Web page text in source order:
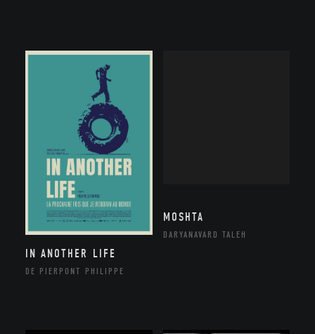
IN ANOTHER LIFE
DE PIERPONT PHILIPPE
MOSHTA
DARYANAVARD TALEH